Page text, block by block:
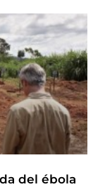
del ébola